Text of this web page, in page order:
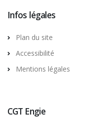
Infos légales
Plan du site
Accessibilité
Mentions légales
CGT Engie